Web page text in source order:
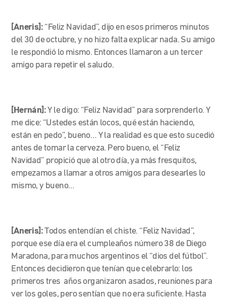
[Aneris]: “Feliz Navidad”, dijo en esos primeros minutos
del 30 de octubre, y no hizo falta explicar nada. Su amigo
le respondió lo mismo. Entonces llamaron a un tercer
amigo para repetir el saludo.
[Hernán]:Y le digo: “Feliz Navidad” para sorprenderlo. Y
me dice: “Ustedes están locos, qué están haciendo,
están en pedo”, bueno… Y la realidad es que esto sucedió
antes de tomar la cerveza. Pero bueno, el “Feliz
Navidad” propició que al otro día, ya más fresquitos,
empezamos a llamar a otros amigos para desearles lo
mismo, y bueno…
[Aneris]:Todos entendían el chiste. “Feliz Navidad”,
porque ese día era el cumpleaños número 38 de Diego
Maradona, para muchos argentinos el “dios del fútbol”.
Entonces decidieron que tenían que celebrarlo: los
primeros tres años organizaron asados, reuniones para
ver los goles, pero sentían que no era suficiente. Hasta